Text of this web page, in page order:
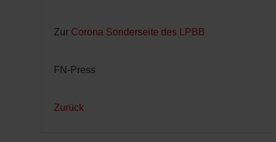
Zur Corona Sonderseite des LPBB
FN-Press
Zurück